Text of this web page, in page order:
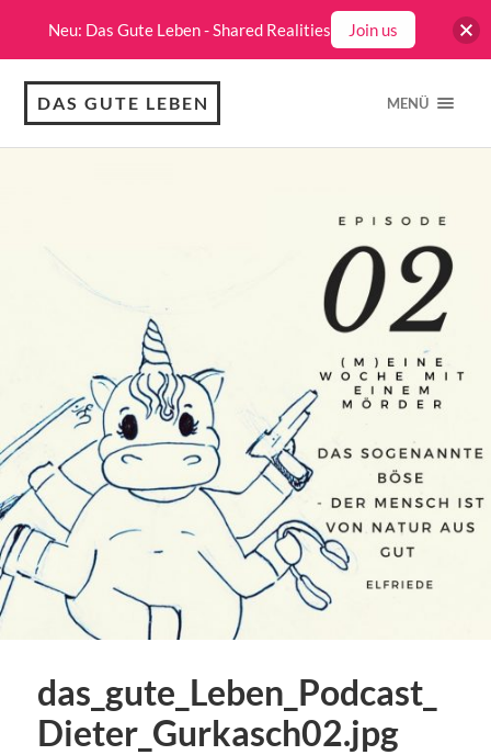
DAS GUTE LEBEN MENÜ
das_gute_Leben_Podcast_
Dieter_Gurkasch02.jpg
Neu: Das Gute Leben - Shared Realities Join us